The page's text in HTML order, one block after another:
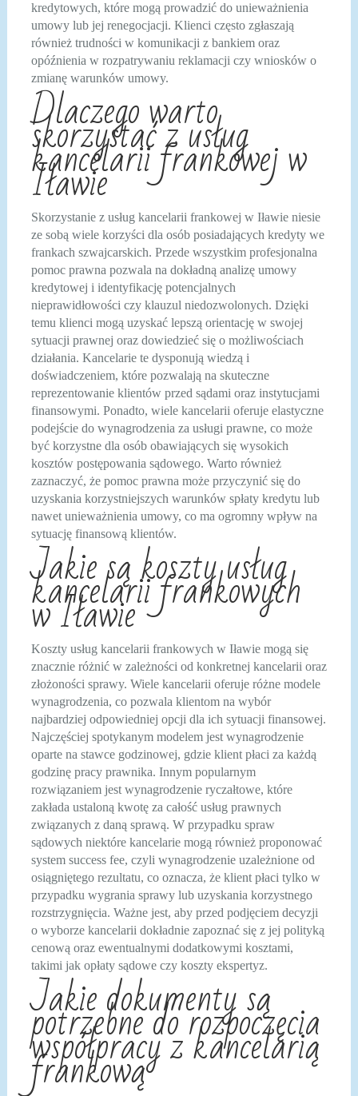
kredytowych, które mogą prowadzić do unieważnienia
umowy lub jej renegocjacji. Klienci często zgłaszają
również trudności w komunikacji z bankiem oraz
opóźnienia w rozpatrywaniu reklamacji czy wniosków o
zmianę warunków umowy.
Dlaczego warto
skorzystać z usług
kancelarii frankowej w
Iławie
Skorzystanie z usług kancelarii frankowej w Iławie niesie
ze sobą wiele korzyści dla osób posiadających kredyty we
frankach szwajcarskich. Przede wszystkim profesjonalna
pomoc prawna pozwala na dokładną analizę umowy
kredytowej i identyfikację potencjalnych
nieprawidłowości czy klauzul niedozwolonych. Dzięki
temu klienci mogą uzyskać lepszą orientację w swojej
sytuacji prawnej oraz dowiedzieć się o możliwościach
działania. Kancelarie te dysponują wiedzą i
doświadczeniem, które pozwalają na skuteczne
reprezentowanie klientów przed sądami oraz instytucjami
finansowymi. Ponadto, wiele kancelarii oferuje elastyczne
podejście do wynagrodzenia za usługi prawne, co może
być korzystne dla osób obawiających się wysokich
kosztów postępowania sądowego. Warto również
zaznaczyć, że pomoc prawna może przyczynić się do
uzyskania korzystniejszych warunków spłaty kredytu lub
nawet unieważnienia umowy, co ma ogromny wpływ na
sytuację finansową klientów.
Jakie są koszty usług
kancelarii frankowych
w Iławie
Koszty usług kancelarii frankowych w Iławie mogą się
znacznie różnić w zależności od konkretnej kancelarii oraz
złożoności sprawy. Wiele kancelarii oferuje różne modele
wynagrodzenia, co pozwala klientom na wybór
najbardziej odpowiedniej opcji dla ich sytuacji finansowej.
Najczęściej spotykanym modelem jest wynagrodzenie
oparte na stawce godzinowej, gdzie klient płaci za każdą
godzinę pracy prawnika. Innym popularnym
rozwiązaniem jest wynagrodzenie ryczałtowe, które
zakłada ustaloną kwotę za całość usług prawnych
związanych z daną sprawą. W przypadku spraw
sądowych niektóre kancelarie mogą również proponować
system success fee, czyli wynagrodzenie uzależnione od
osiągniętego rezultatu, co oznacza, że klient płaci tylko w
przypadku wygrania sprawy lub uzyskania korzystnego
rozstrzygnięcia. Ważne jest, aby przed podjęciem decyzji
o wyborze kancelarii dokładnie zapoznać się z jej polityką
cenową oraz ewentualnymi dodatkowymi kosztami,
takimi jak opłaty sądowe czy koszty ekspertyz.
Jakie dokumenty są
potrzebne do rozpoczęcia
współpracy z kancelarią
frankową